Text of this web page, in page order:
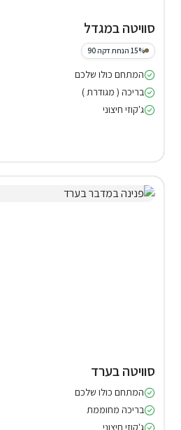
סוויטה במגדל
15% הנחת דקה 90
המתחם כולו שלכם
בריכה ( מגודרת )
ג'קוזי חיצוני
סוויטה בערד
המתחם כולו שלכם
בריכה מחוממת
ג'קוזי חיצוני